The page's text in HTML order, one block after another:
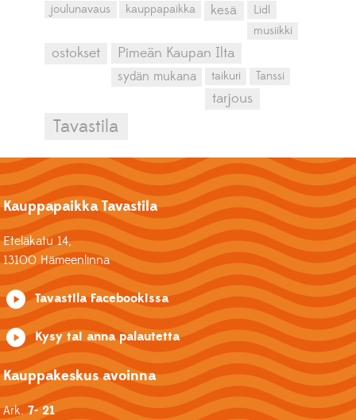
joulunavaus kauppapaikka kesä Lidl
musiikki
ostokset Pimeän Kaupan Ilta
sydän mukana taikuri Tanssi
tarjous
Tavastila
Kauppapaikka Tavastila
Eteläkatu 14,
13100 Hämeenlinna
Tavastila Facebookissa
Kysy tai anna palautetta
Kauppakeskus avoinna
Ark.7- 21